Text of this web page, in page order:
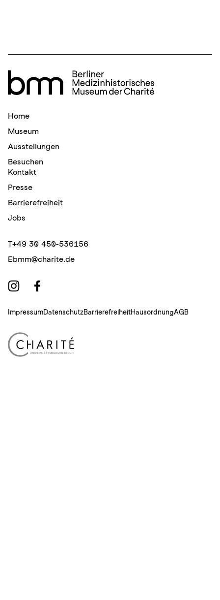
Home
Museum
Ausstellungen
Besuchen
Kontakt
Presse
Barrierefreiheit
Jobs
T+49 30 450-536156
Ebmm@charite.de
ImpressumDatenschutzBarrierefreiheitHausordnungAGB